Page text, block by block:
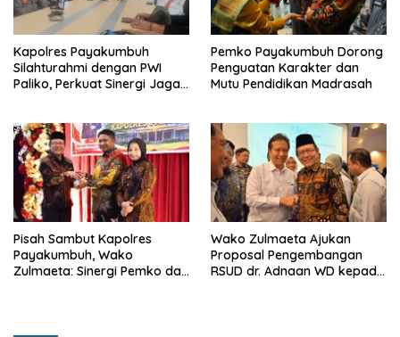
Kapolres Payakumbuh
Silahturahmi dengan PWI
Paliko, Perkuat Sinergi Jaga
Pemko Payakumbuh Dorong
Penguatan Karakter dan
Mutu Pendidikan Madrasah
Pisah Sambut Kapolres
Payakumbuh, Wako
Zulmaeta: Sinergi Pemko dan
Wako Zulmaeta Ajukan
Proposal Pengembangan
RSUD dr. Adnaan WD kepada